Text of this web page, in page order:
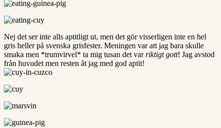
Nej det ser inte alls aptitligt ut, men det gör visserligen inte en hel
gris heller på svenska grisfester. Meningen var att jag bara skulle
smaka men *trumvirvel* ta mig tusan det varriktigt gott! Jag avstod
från huvudet men resten åt jag med god aptit!